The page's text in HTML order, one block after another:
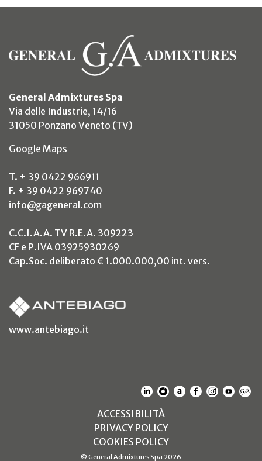
General Admixtures Spa
Via delle Industrie, 14/16
31050 Ponzano Veneto (TV)
Google Maps
T. + 39 0422 966911
F. + 39 0422 969740
info@gageneral.com
C.C.I.A.A. TV R.E.A. 309223
CF e P.IVA 03925930269
Cap.Soc. deliberato € 1.000.000,00 int. vers.
www.antebiago.it
(SI APRE IN UN NUOVO
(SI APRE IN UN
(SI APRE IN UN
(SI APRE IN
(SI APRE
(SI
ACCESSIBILITÀ(SI APRE IN UN
PRIVACY POLICY(SI APRE IN UN
COOKIES POLICY(SI APRE IN UN
© General Admixtures Spa 2026